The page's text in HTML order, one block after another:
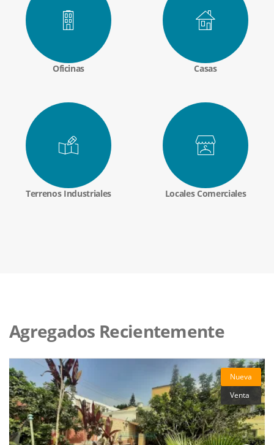
Oficinas Casas
Terrenos Industriales Locales Comerciales
Agregados Recientemente
Nueva
Venta